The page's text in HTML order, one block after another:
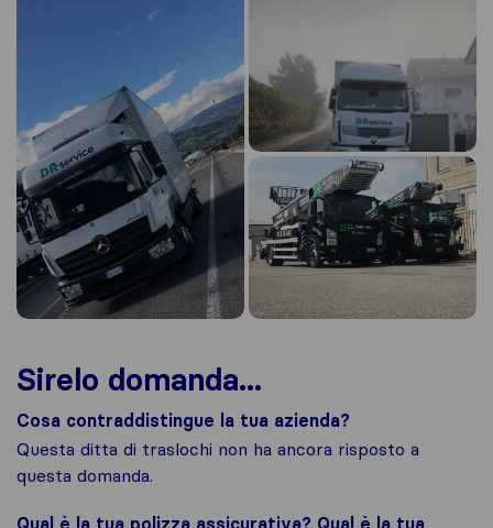
Sirelo domanda...
Cosa contraddistingue la tua azienda?
Questa ditta di traslochi non ha ancora risposto a
questa domanda.
Qual è la tua polizza assicurativa? Qual è la tua